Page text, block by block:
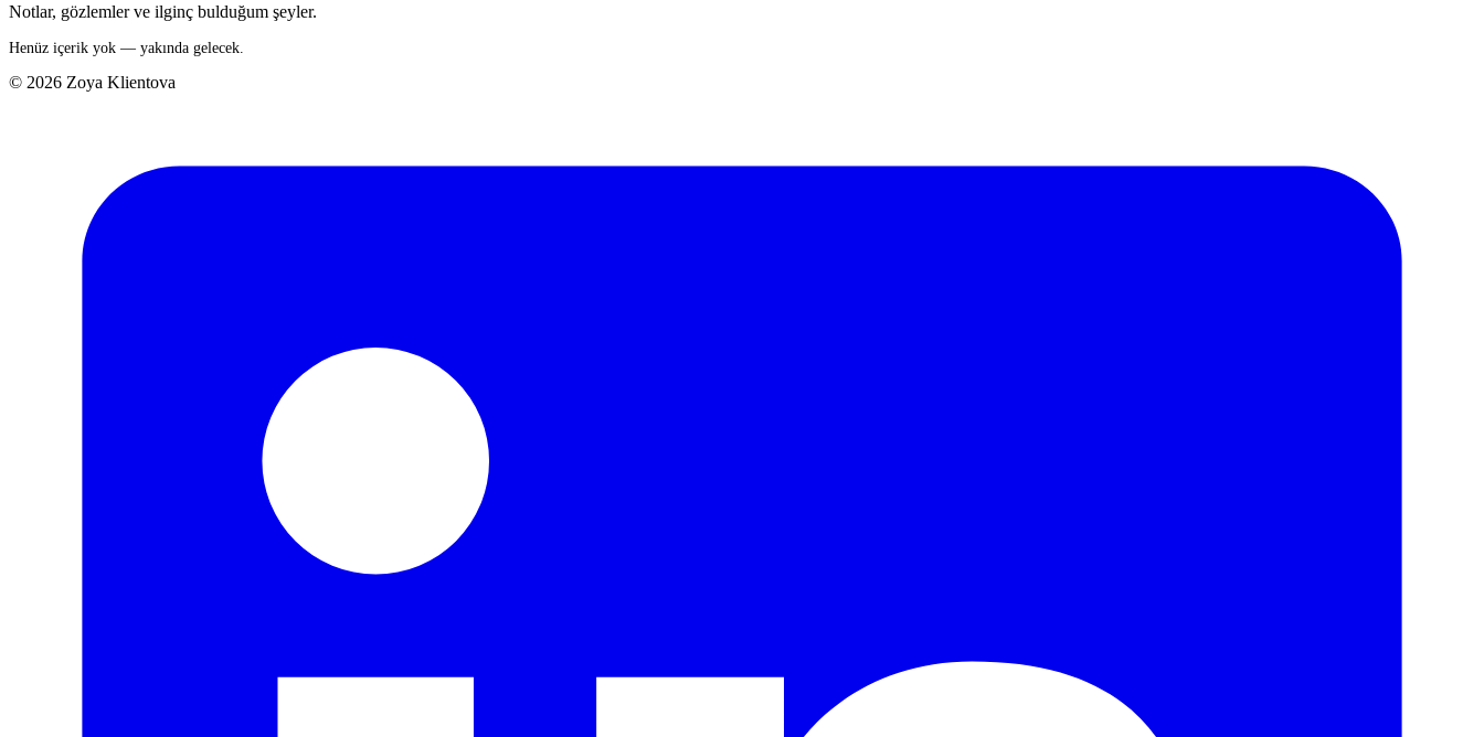
Notlar, gözlemler ve ilginç bulduğum şeyler.
Henüz içerik yok — yakında gelecek.
© 2026 Zoya Klientova